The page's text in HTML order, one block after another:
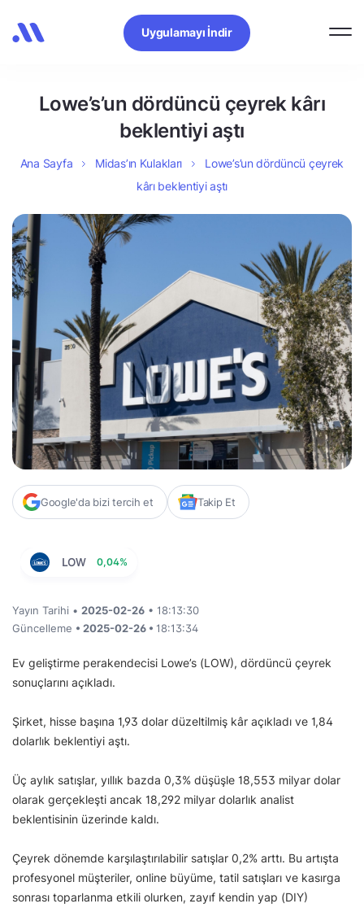
Uygulamayı İndir
Lowe’s’un dördüncü çeyrek kârı
beklentiyi aştı
Ana Sayfa Midas’ın Kulakları
Lowe’s’un dördüncü çeyrek
kârı beklentiyi aştı
Google'da bizi tercih et Takip Et
LOW 0,04%
Yayın Tarihi • 2025-02-26 • 18:13:30
Güncelleme • 2025-02-26 • 18:13:34
Ev geliştirme perakendecisi Lowe’s (LOW), dördüncü çeyrek
sonuçlarını açıkladı.
Şirket, hisse başına 1,93 dolar düzeltilmiş kâr açıkladı ve 1,84
dolarlık beklentiyi aştı.
Üç aylık satışlar, yıllık bazda 0,3% düşüşle 18,553 milyar dolar
olarak gerçekleşti ancak 18,292 milyar dolarlık analist
beklentisinin üzerinde kaldı.
Çeyrek dönemde karşılaştırılabilir satışlar 0,2% arttı. Bu artışta
profesyonel müşteriler, online büyüme, tatil satışları ve kasırga
sonrası toparlanma etkili olurken, zayıf kendin yap (DIY)